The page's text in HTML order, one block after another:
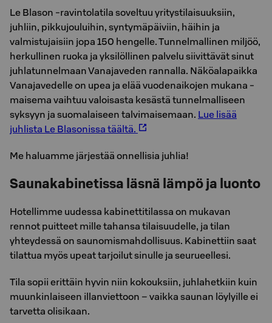
Le Blason -ravintolatila soveltuu yritystilaisuuksiin,
juhliin, pikkujouluihin, syntymäpäiviin, häihin ja
valmistujaisiin jopa 150 hengelle. Tunnelmallinen miljöö,
herkullinen ruoka ja yksilöllinen palvelu siivittävät sinut
juhlatunnelmaan Vanajaveden rannalla. Näköalapaikka
Vanajavedelle on upea ja elää vuodenaikojen mukana -
maisema vaihtuu valoisasta kesästä tunnelmalliseen
syksyyn ja suomalaiseen talvimaisemaan. Lue lisää
juhlista Le Blasonissa täältä.
Me haluamme järjestää onnellisia juhlia!
Saunakabinetissa läsnä lämpö ja luonto
Hotellimme uudessa kabinettitilassa on mukavan
rennot puitteet mille tahansa tilaisuudelle, ja tilan
yhteydessä on saunomismahdollisuus. Kabinettiin saat
tilattua myös upeat tarjoilut sinulle ja seurueellesi.
Tila sopii erittäin hyvin niin kokouksiin, juhlahetkiin kuin
muunkinlaiseen illanviettoon – vaikka saunan löylyille ei
tarvetta olisikaan.